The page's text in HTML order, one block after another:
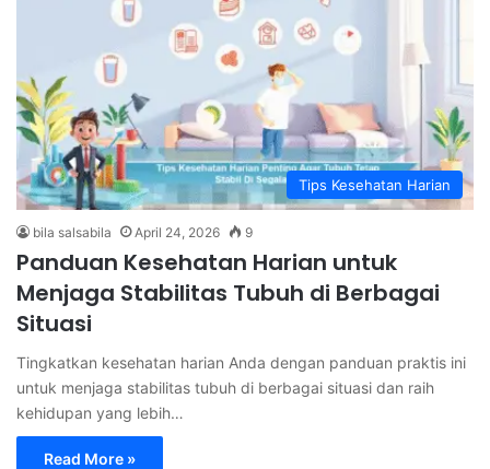
Tips Kesehatan Harian
bila salsabila April 24, 2026 9
Panduan Kesehatan Harian untuk
Menjaga Stabilitas Tubuh di Berbagai
Situasi
Tingkatkan kesehatan harian Anda dengan panduan praktis ini
untuk menjaga stabilitas tubuh di berbagai situasi dan raih
kehidupan yang lebih…
Read More »